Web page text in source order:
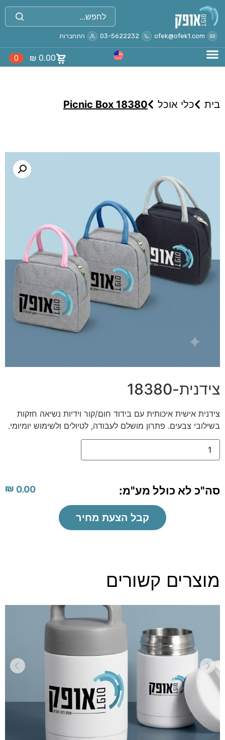
ofek@ofek1.com
03-5622232 התחברות
₪ 0.00
0
בית כלי אוכל Picnic Box 18380
צידנית-18380
צידנית אישית איכותית עם בידוד חום/קור וידיות נשיאה חזקות
בשילובי צבעים. פתרון מושלם לעבודה, לטיולים ולשימוש יומיומי.
סה"כ לא כולל מע"מ: ₪ 0.00
קבל הצעת מחיר
מוצרים קשורים